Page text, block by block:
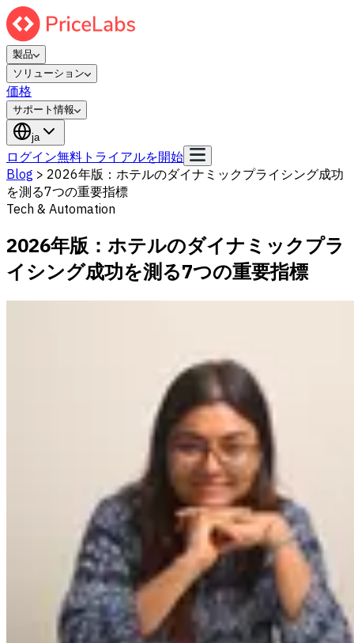
製品
ソリューション
価格
サポート情報
ja
ログイン無料トライアルを開始
Blog > 2026年版：ホテルのダイナミックプライシング成功
を測る7つの重要指標
Tech & Automation
2026年版：ホテルのダイナミックプラ
イシング成功を測る7つの重要指標